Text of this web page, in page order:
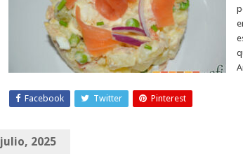
Facebook Twitter Pinterest
julio, 2025